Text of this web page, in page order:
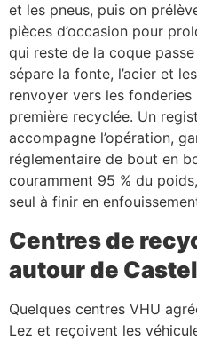
et les pneus, puis on
pièces d’occasion pour
qui reste de la coque
sépare la fonte, l’acier et
renvoyer vers les
première recyclée. Un
accompagne l’opération,
réglementaire de bout en
couramment 95 % du
seul à finir en
Centres de
autour de
Quelques centres VHU
Lez et reçoivent les